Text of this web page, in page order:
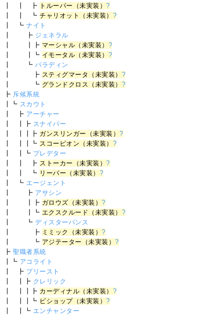
┃ ┃ ┣ トルーパー（未実装）?
┃ ┃ ┗チャリオット（未実装） ?
┃ ┗ナイト
┃ ┣ ジェネラル
┃ ┃┣ マーシャル（未実装） ?
┃ ┃┗ イモータル（未実装） ?
┃ ┗パラディン
┃ ┣ スティグマータ（未実装） ?
┃ ┗ グランドクロス（未実装） ?
┣ 斥候系統
┃┗ スカウト
┃ ┣ アーチャー
┃ ┃┣ スナイパー
┃ ┃┃┣ ガンスリンガー（未実装）?
┃ ┃┃┗ スコーピオン（未実装） ?
┃ ┃┗ プレデター
┃ ┃ ┣ ストーカー（未実装）?
┃ ┃ ┗ リーバー（未実装） ?
┃ ┗ エージェント
┃ ┣ アサシン
┃ ┃┣ ガロウズ（未実装）?
┃ ┃┗ エクスクルード（未実装） ?
┃ ┗ディスターバンス
┃ ┣ ミミック（未実装）?
┃ ┗ アジテーター（未実装）?
┣聖職者系統
┃┗ アコライト
┃ ┣ プリースト
┃ ┃┣ クレリック
┃ ┃┃┣ カーディナル（未実装） ?
┃ ┃┃┗ ビショップ（未実装）?
┃ ┃┗ エンチャンター